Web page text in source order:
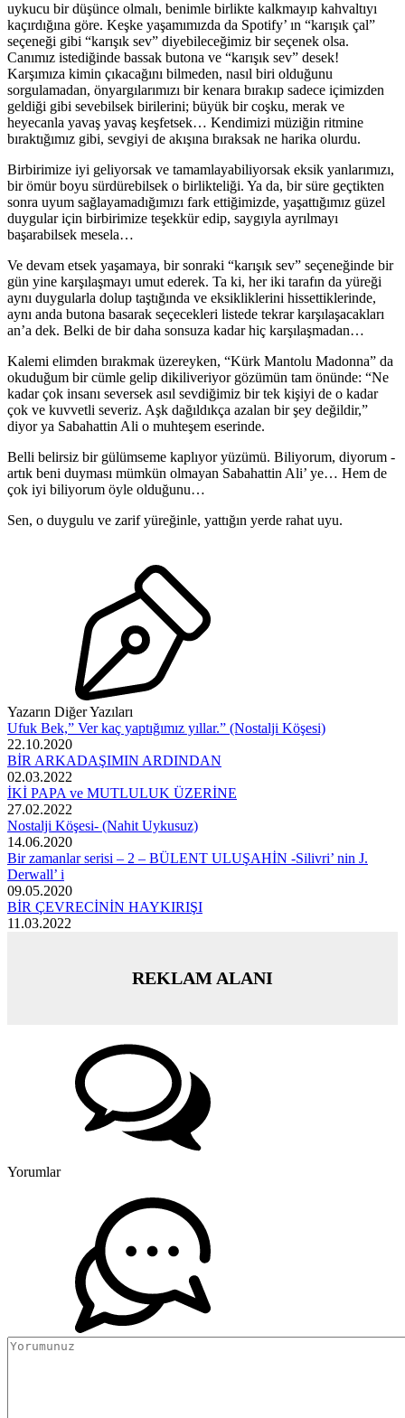
uykucu bir düşünce olmalı, benimle birlikte kalkmayıp kahvaltıyı
kaçırdığına göre. Keşke yaşamımızda da Spotify’ ın “karışık çal”
seçeneği gibi “karışık sev” diyebileceğimiz bir seçenek olsa.
Canımız istediğinde bassak butona ve “karışık sev” desek!
Karşımıza kimin çıkacağını bilmeden, nasıl biri olduğunu
sorgulamadan, önyargılarımızı bir kenara bırakıp sadece içimizden
geldiği gibi sevebilsek birilerini; büyük bir coşku, merak ve
heyecanla yavaş yavaş keşfetsek… Kendimizi müziğin ritmine
bıraktığımız gibi, sevgiyi de akışına bıraksak ne harika olurdu.
Birbirimize iyi geliyorsak ve tamamlayabiliyorsak eksik yanlarımızı,
bir ömür boyu sürdürebilsek o birlikteliği. Ya da, bir süre geçtikten
sonra uyum sağlayamadığımızı fark ettiğimizde, yaşattığımız güzel
duygular için birbirimize teşekkür edip, saygıyla ayrılmayı
başarabilsek mesela…
Ve devam etsek yaşamaya, bir sonraki “karışık sev” seçeneğinde bir
gün yine karşılaşmayı umut ederek. Ta ki, her iki tarafın da yüreği
aynı duygularla dolup taştığında ve eksikliklerini hissettiklerinde,
aynı anda butona basarak seçecekleri listede tekrar karşılaşacakları
an’a dek. Belki de bir daha sonsuza kadar hiç karşılaşmadan…
Kalemi elimden bırakmak üzereyken, “Kürk Mantolu Madonna” da
okuduğum bir cümle gelip dikiliveriyor gözümün tam önünde: “Ne
kadar çok insanı seversek asıl sevdiğimiz bir tek kişiyi de o kadar
çok ve kuvvetli severiz. Aşk dağıldıkça azalan bir şey değildir,”
diyor ya Sabahattin Ali o muhteşem eserinde.
Belli belirsiz bir gülümseme kaplıyor yüzümü. Biliyorum, diyorum -
artık beni duyması mümkün olmayan Sabahattin Ali’ ye… Hem de
çok iyi biliyorum öyle olduğunu…
Sen, o duygulu ve zarif yüreğinle, yattığın yerde rahat uyu.
Yazarın Diğer Yazıları
Ufuk Bek,” Ver kaç yaptığımız yıllar.” (Nostalji Köşesi)
22.10.2020
BİR ARKADAŞIMIN ARDINDAN
02.03.2022
İKİ PAPA ve MUTLULUK ÜZERİNE
27.02.2022
Nostalji Köşesi- (Nahit Uykusuz)
14.06.2020
Bir zamanlar serisi – 2 – BÜLENT ULUŞAHİN -Silivri’ nin J.
Derwall’ i
09.05.2020
BİR ÇEVRECİNİN HAYKIRIŞI
11.03.2022
REKLAM ALANI
Yorumlar